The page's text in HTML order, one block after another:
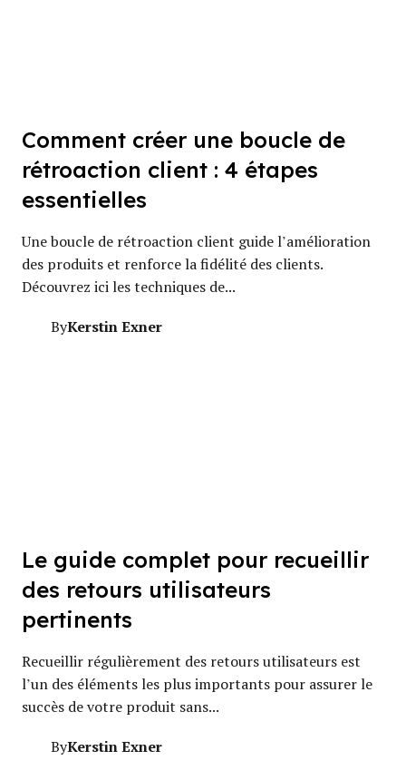
Comment créer une boucle de
rétroaction client : 4 étapes
essentielles
Une boucle de rétroaction client guide l’amélioration
des produits et renforce la fidélité des clients.
Découvrez ici les techniques de...
ByKerstin Exner
Le guide complet pour recueillir
des retours utilisateurs
pertinents
Recueillir régulièrement des retours utilisateurs est
l’un des éléments les plus importants pour assurer le
succès de votre produit sans...
ByKerstin Exner